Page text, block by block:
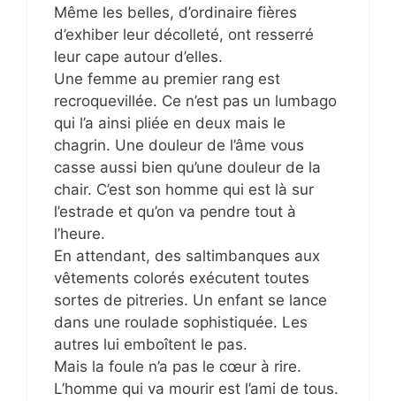
Même les belles, d’ordinaire fières
d’exhiber leur décolleté, ont resserré
leur cape autour d’elles.
Une femme au premier rang est
recroquevillée. Ce n’est pas un lumbago
qui l’a ainsi pliée en deux mais le
chagrin. Une douleur de l’âme vous
casse aussi bien qu’une douleur de la
chair. C’est son homme qui est là sur
l’estrade et qu’on va pendre tout à
l’heure.
En attendant, des saltimbanques aux
vêtements colorés exécutent toutes
sortes de pitreries. Un enfant se lance
dans une roulade sophistiquée. Les
autres lui emboîtent le pas.
Mais la foule n’a pas le cœur à rire.
L’homme qui va mourir est l’ami de tous.